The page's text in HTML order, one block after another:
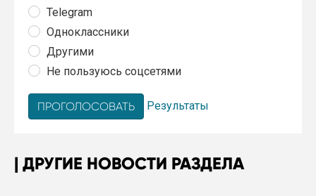
Telegram
Одноклассники
Другими
Не пользуюсь соцсетями
Результаты
ДРУГИЕ НОВОСТИ РАЗДЕЛА